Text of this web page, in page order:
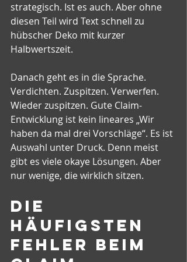
strategisch. Ist es auch. Aber ohne
diesen Teil wird Text schnell zu
hübscher Deko mit kurzer
Halbwertszeit.
Danach geht es in die Sprache.
Verdichten. Zuspitzen. Verwerfen.
Wieder zuspitzen. Gute Claim-
Entwicklung ist kein lineares „Wir
haben da mal drei Vorschläge“. Es ist
Auswahl unter Druck. Denn meist
gibt es viele okaye Lösungen. Aber
nur wenige, die wirklich sitzen.
Die
häufigsten
Fehler beim